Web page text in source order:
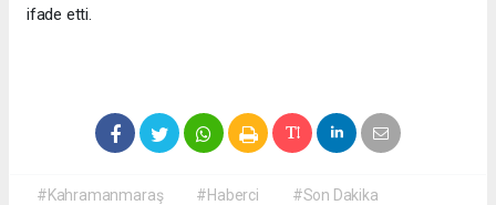
ifade etti.
#Kahramanmaraş #Haberci
#Son Dakika